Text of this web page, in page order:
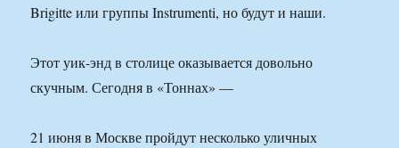
Brigitte или группы Instrumenti, но будут и наши.
Этот уик-энд в столице оказывается довольно
скучным. Сегодня в «Тоннах» —
21 июня в Москве пройдут несколько уличных